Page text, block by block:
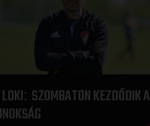
: SZOMBATON KEZDŐDIK A